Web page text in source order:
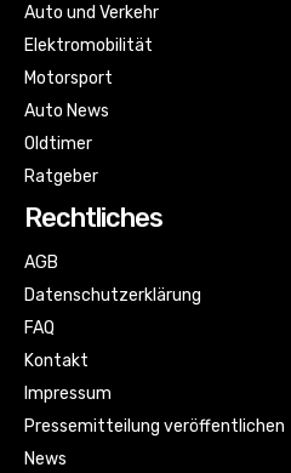
Auto und Verkehr
Elektromobilität
Motorsport
Auto News
Oldtimer
Ratgeber
Rechtliches
AGB
Datenschutzerklärung
FAQ
Kontakt
Impressum
Pressemitteilung veröffentlichen
News